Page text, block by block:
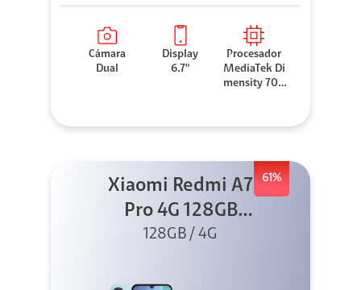
Cámara
Dual
Display
6.7"
Procesador
MediaTek Di
mensity 706
61%
Xiaomi Redmi A7
Pro 4G 128GB
Azul + Cargador
128GB / 4G